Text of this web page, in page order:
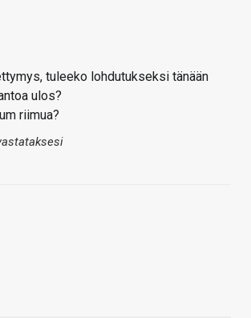
tuleeko lohdutukseksi tänään
ulos?
riimua?